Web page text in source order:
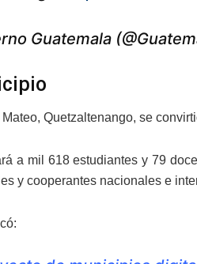
Guatemala
Quetzaltenango, se
a mil 618 estudiantes y 79
y cooperantes nacionales e